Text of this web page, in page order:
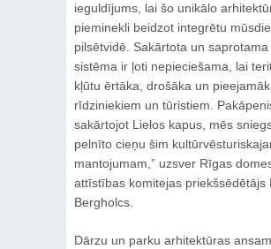
ieguldījums, lai šo unikālo
pieminekli beidzot integrētu
pilsētvidē. Sakārtota un
sistēma ir ļoti nepieciešama, lai
kļūtu ērtāka, drošāka un
rīdziniekiem un tūristiem.
sakārtojot Lielos kapus, mēs
pelnīto cieņu šim
mantojumam,” uzsver Rīgas
attīstības komitejas priekšsēdētājs
Bergholcs.
Dārzu un parku arhitektūras